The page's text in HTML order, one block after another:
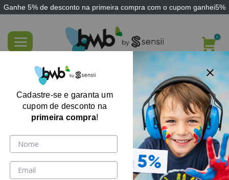
Ganhe 5% de desconto na primeira compra com o cupom ganhei5%
content
Almofada Sensorial Autismo
Coordenação Motora Sensii
Cadastre-se e garanta um
cupom de desconto na
primeira compra!